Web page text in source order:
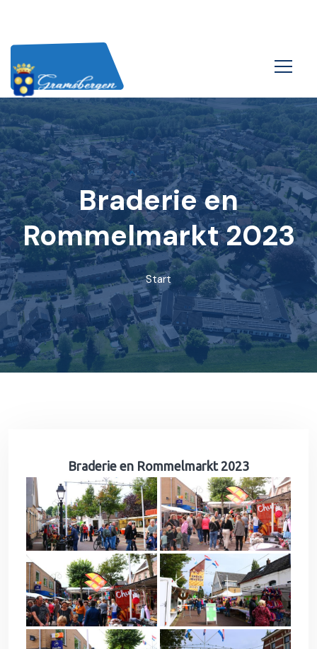
Braderie en
Rommelmarkt 2023
Start
Braderie en Rommelmarkt 2023